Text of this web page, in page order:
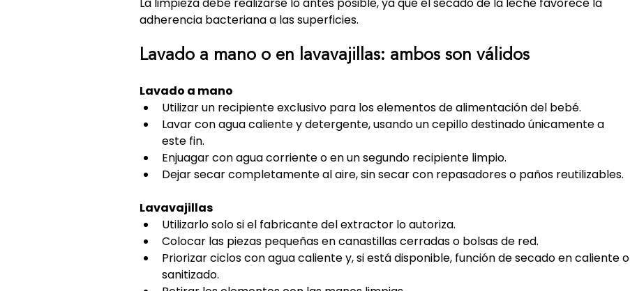
adherencia bacteriana a las superficies.
Lavado a mano o en lavavajillas: ambos son válidos
Lavado a mano
Utilizar un recipiente exclusivo para los elementos de alimentación del bebé.
Lavar con agua caliente y detergente, usando un cepillo destinado únicamente a
este fin.
Enjuagar con agua corriente o en un segundo recipiente limpio.
Dejar secar completamente al aire, sin secar con repasadores o paños reutilizables.
Lavavajillas
Utilizarlo solo si el fabricante del extractor lo autoriza.
Colocar las piezas pequeñas en canastillas cerradas o bolsas de red.
Priorizar ciclos con agua caliente y, si está disponible, función de secado en caliente o
sanitizado.